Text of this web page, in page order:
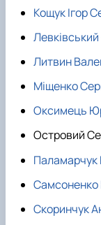
Кощук Ігор
Литвин
Міщенко
Оксимець
Островий
Паламарчук
Самсоненко
Скоринчук